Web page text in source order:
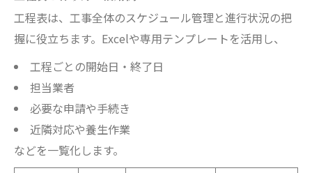
工程表は、工事全体のスケジュール管理と進行状況の把
握に役立ちます。Excelや専用テンプレートを活用し、
工程ごとの開始日・終了日
担当業者
必要な申請や手続き
近隣対応や養生作業
などを一覧化します。